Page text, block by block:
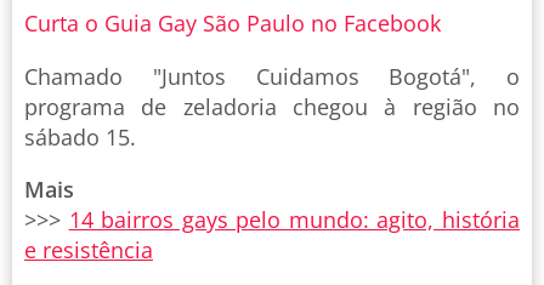
Curta o Guia Gay São Paulo no Facebook
Chamado "Juntos Cuidamos Bogotá", o
programa de zeladoria chegou à região no
sábado 15.
Mais
>>> 14 bairros gays pelo mundo: agito, história
e resistência